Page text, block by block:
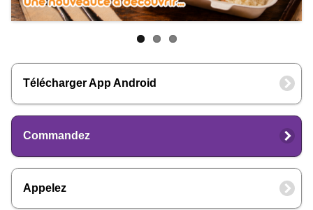
Télécharger App Android
Commandez
Appelez